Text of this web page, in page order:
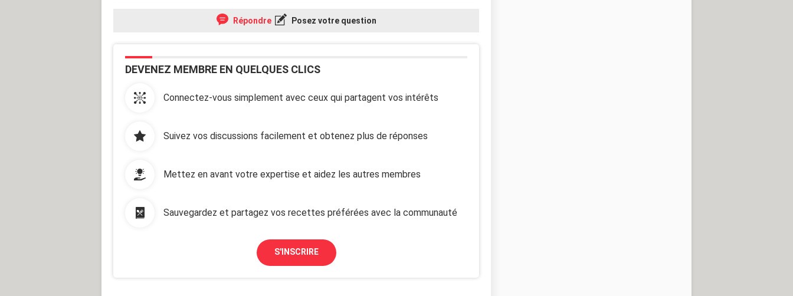
Répondre Posez votre question
DEVENEZ MEMBRE EN QUELQUES CLICS
Connectez-vous simplement avec ceux qui partagent vos intérêts
Suivez vos discussions facilement et obtenez plus de réponses
Mettez en avant votre expertise et aidez les autres membres
Sauvegardez et partagez vos recettes préférées avec la communauté
S'INSCRIRE